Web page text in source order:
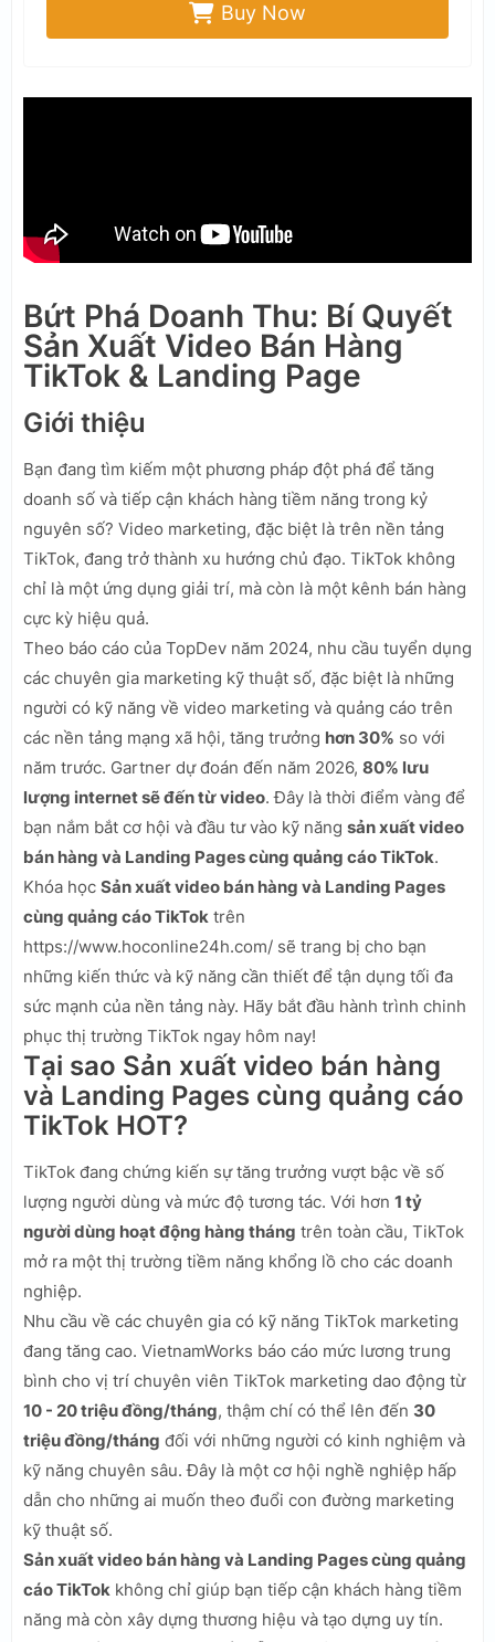
Buy Now
Bứt Phá Doanh Thu: Bí Quyết
Sản Xuất Video Bán Hàng
TikTok & Landing Page
Giới thiệu
Bạn đang tìm kiếm một phương pháp đột phá để tăng
doanh số và tiếp cận khách hàng tiềm năng trong kỷ
nguyên số? Video marketing, đặc biệt là trên nền tảng
TikTok, đang trở thành xu hướng chủ đạo. TikTok không
chỉ là một ứng dụng giải trí, mà còn là một kênh bán hàng
cực kỳ hiệu quả.
Theo báo cáo của TopDev năm 2024, nhu cầu tuyển dụng
các chuyên gia marketing kỹ thuật số, đặc biệt là những
người có kỹ năng về video marketing và quảng cáo trên
các nền tảng mạng xã hội, tăng trưởng hơn 30% so với
năm trước. Gartner dự đoán đến năm 2026, 80% lưu
lượng internet sẽ đến từ video. Đây là thời điểm vàng để
bạn nắm bắt cơ hội và đầu tư vào kỹ năng sản xuất video
bán hàng và Landing Pages cùng quảng cáo TikTok.
Khóa học Sản xuất video bán hàng và Landing Pages
cùng quảng cáo TikTok trên
https://www.hoconline24h.com/ sẽ trang bị cho bạn
những kiến thức và kỹ năng cần thiết để tận dụng tối đa
sức mạnh của nền tảng này. Hãy bắt đầu hành trình chinh
phục thị trường TikTok ngay hôm nay!
Tại sao Sản xuất video bán hàng
và Landing Pages cùng quảng cáo
TikTok HOT?
TikTok đang chứng kiến sự tăng trưởng vượt bậc về số
lượng người dùng và mức độ tương tác. Với hơn 1 tỷ
người dùng hoạt động hàng tháng trên toàn cầu, TikTok
mở ra một thị trường tiềm năng khổng lồ cho các doanh
nghiệp.
Nhu cầu về các chuyên gia có kỹ năng TikTok marketing
đang tăng cao. VietnamWorks báo cáo mức lương trung
bình cho vị trí chuyên viên TikTok marketing dao động từ
10 - 20 triệu đồng/tháng, thậm chí có thể lên đến 30
triệu đồng/tháng đối với những người có kinh nghiệm và
kỹ năng chuyên sâu. Đây là một cơ hội nghề nghiệp hấp
dẫn cho những ai muốn theo đuổi con đường marketing
kỹ thuật số.
Sản xuất video bán hàng và Landing Pages cùng quảng
cáo TikTok không chỉ giúp bạn tiếp cận khách hàng tiềm
năng mà còn xây dựng thương hiệu và tạo dựng uy tín.